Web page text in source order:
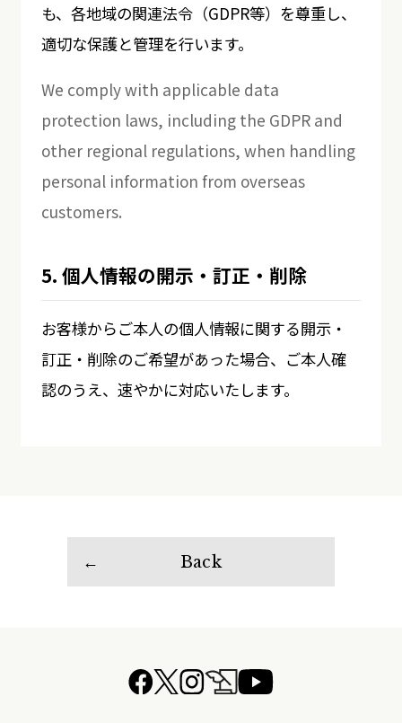
も、各地域の関連法令（GDPR等）を尊重し、
適切な保護と管理を行います。
We comply with applicable data
protection laws, including the GDPR and
other regional regulations, when handling
personal information from overseas
customers.
5. 個人情報の開示・訂正・削除
お客様からご本人の個人情報に関する開示・
訂正・削除のご希望があった場合、ご本人確
認のうえ、速やかに対応いたします。
Back